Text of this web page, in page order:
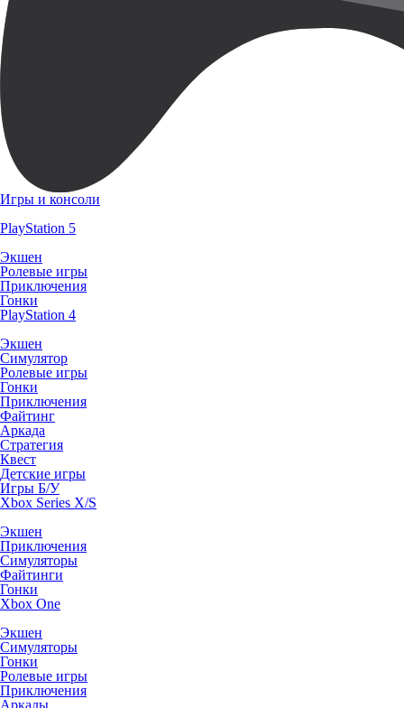
Игры и консоли
PlayStation 5
Экшен
Ролевые игры
Приключения
Гонки
PlayStation 4
Экшен
Симулятор
Ролевые игры
Гонки
Приключения
Файтинг
Аркада
Стратегия
Квест
Детские игры
Игры Б/У
Xbox Series X/S
Экшен
Приключения
Симуляторы
Файтинги
Гонки
Xbox One
Экшен
Симуляторы
Гонки
Ролевые игры
Приключения
Аркады